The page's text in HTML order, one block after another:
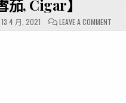
茄, Cigar】
13 4 月, 2021 LEAVE A COMMENTON
【雪